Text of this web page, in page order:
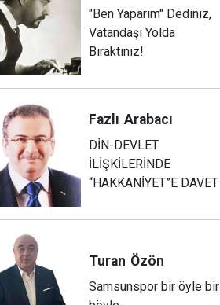
"Ben Yaparım" Dediniz,
Vatandaşı Yolda
Bıraktınız!
Fazlı Arabacı
DİN-DEVLET
İLİŞKİLERİNDE
“HAKKANİYET”E DAVET
Turan Özön
Samsunspor bir öyle bir